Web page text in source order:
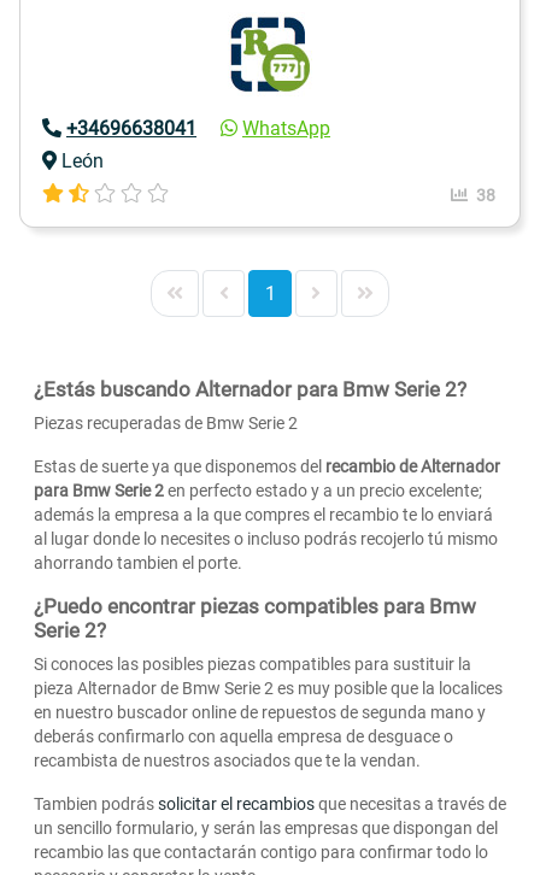
+34696638041
WhatsApp
León
38
1
¿Estás buscando Alternador para Bmw Serie 2?
Piezas recuperadas de Bmw Serie 2
Estas de suerte ya que disponemos del recambio de Alternador
para Bmw Serie 2en perfecto estado y a un precio excelente;
además la empresa a la que compres el recambio te lo enviará
al lugar donde lo necesites o incluso podrás recojerlo tú mismo
ahorrando tambien el porte.
¿Puedo encontrar piezas compatibles para Bmw
Serie 2?
Si conoces las posibles piezas compatibles para sustituir la
pieza Alternador de Bmw Serie 2 es muy posible que la localices
en nuestro buscador online de repuestos de segunda mano y
deberás confirmarlo con aquella empresa de desguace o
recambista de nuestros asociados que te la vendan.
Tambien podrássolicitar el recambiosque necesitas a través de
un sencillo formulario, y serán las empresas que dispongan del
recambio las que contactarán contigo para confirmar todo lo